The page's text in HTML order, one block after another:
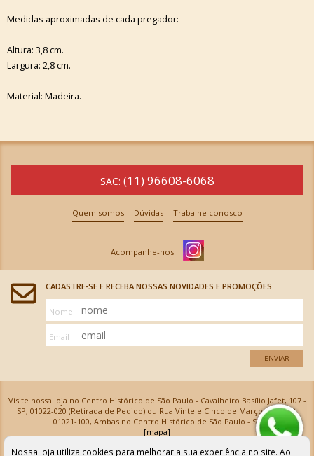
Medidas aproximadas de cada pregador:
Altura: 3,8 cm.
Largura: 2,8 cm.
Material: Madeira.
SAC: (11) 96608-6068
Quem somos Dúvidas Trabalhe conosco
CADASTRE-SE E RECEBA NOSSAS NOVIDADES E PROMOÇÕES.
Nome
Email
ENVIAR
Visite nossa loja no Centro Histórico de São Paulo - Cavalheiro Basílio Jafet, 107 -
SP, 01022-020 (Retirada de Pedido) ou Rua Vinte e Cinco de Março, 576 - SP,
01021-100, Ambas no Centro Histórico de São Paulo - SP
[mapa]
Armarinhos Santa Cecília Ltda | CNPJ: 61.069.639/0001-18
Nossa loja utiliza cookies para melhorar a sua experiência no site. Ao